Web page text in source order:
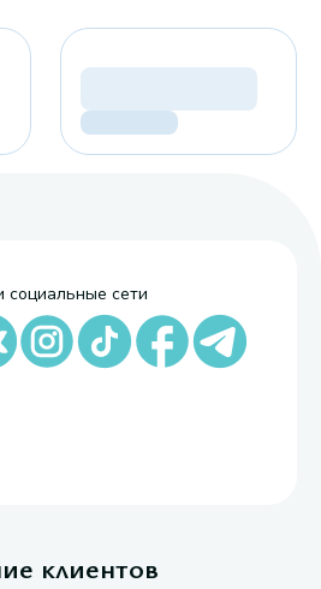
сети
клиентов